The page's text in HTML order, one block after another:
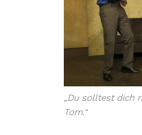
„Du solltest dich
Tom.“